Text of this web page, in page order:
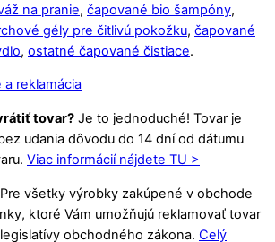
na pranie, čapované bio šampóny,
gély pre čitlivú pokožku, čapované
, ostatné čapované čistiace.
a reklamácia
tovar? Je to jednoduché! Tovar je
udania dôvodu do 14 dní od dátumu
Viac informácií nájdete TU >
Pre všetky výrobky zakúpené v obchode
ktoré Vám umožňujú reklamovať tovar
obchodného zákona. Celý